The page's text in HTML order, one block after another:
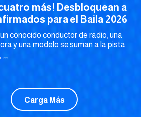
más! Desbloquean a
para el Baila 2026
conocido conductor de radio, una
y una modelo se suman a la pista.
m.
Carga Más